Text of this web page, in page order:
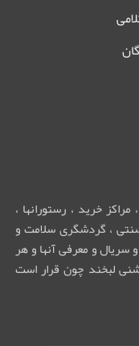
خرید ، رستورانها ،
، گردشگری سلامت و
سریال و معرفی آنها و هر
لبخند چون قرار است